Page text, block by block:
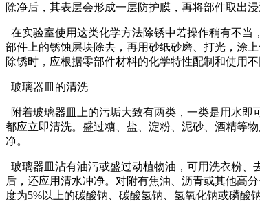
除净后，其表层会形成一层防护膜，再将部件取出
在实验室使用这类化学方法除锈中若操作稍有不
部件上的锈蚀层块除去，再用砂纸砂磨、打光，涂
除锈时，应根据零部件材料的化学特性配制和使用
玻璃器皿的清洗
附着玻璃器皿上的污垢大致有两类，一类是用水
都应立即清洗。盛过糖、盐、淀粉、泥砂、酒精等
净。
玻璃器皿沾有油污或盛过动植物油，可用洗衣粉
后，还应用清水冲净。对附有焦油、沥青或其他高
度为5%以上的碳酸钠、碳酸氢钠、氢氧化钠或磷酸